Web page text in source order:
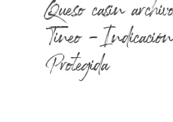
Queso casin
Tineo -
Protegida